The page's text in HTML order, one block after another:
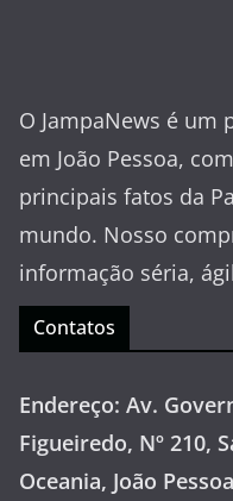
O JampaNews é um
em João Pessoa,
principais fatos da
mundo. Nosso
informação séria,
Contatos
Endereço: Av.
Figueiredo, Nº 210,
Oceania, João